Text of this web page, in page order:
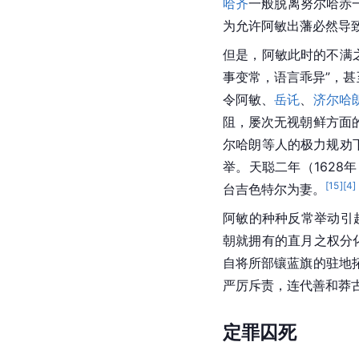
哈齐一般脱离努尔哈赤
为允许阿敏出藩必然导
但是，阿敏此时的不满
事变常，语言乖异”，
令阿敏、岳讬、 济尔哈
阻，屡次无视朝鲜方面
尔哈朗等人的极力规劝
举。天聪二年（1628
台吉色特尔为妻。
[15][4]
阿敏的种种反常举动引
朝就拥有的直月之权分
自将所部镶蓝旗的驻地
严厉斥责，连代善和莽
定罪囚死